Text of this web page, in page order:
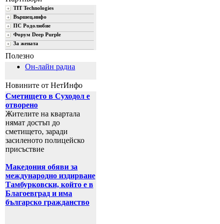
TIT Technologies
Вършец.инфо
ПС Родолюбие
Форум Deep Purple
За жената
Полезно
Он-лайн радиа
Новините от НетИнфо
Сметището в Суходол е
отворено
Жителите на квартала
нямат достъп до
сметището, заради
засиленото полицейско
присъствие
Македония обяви за
международно издирване
Тамбурковски, който е в
Благоевград и има
българско гражданство